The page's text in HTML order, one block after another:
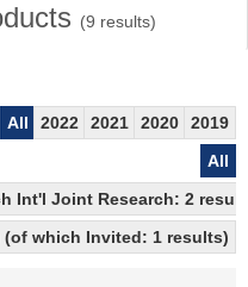
(9 results)
All 2022 2021 2020
2019
All
Int'l Joint Research: 2
which Invited: 1 results)